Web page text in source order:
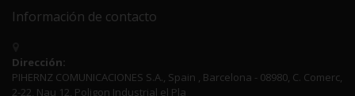
Información de contacto
Dirección:
PIHERNZ COMUNICACIONES S.A., Spain , Barcelona - 08980, C. Comerc,
2-22, Nau 12, Poligon Industrial el Pla